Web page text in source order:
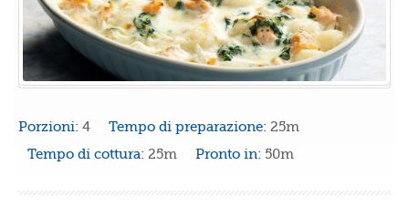
Porzioni: 4 Tempo di preparazione: 25m
Tempo di cottura: 25m Pronto in: 50m